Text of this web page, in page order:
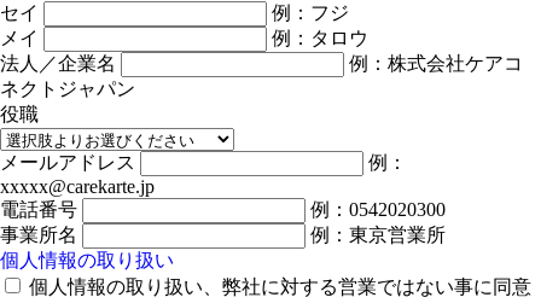
セイ
例：フジ
メイ
例：タロウ
法人／企業名
例：株式会社ケアコ
ネクトジャパン
役職
メールアドレス
例：
xxxxx@carekarte.jp
電話番号
例：0542020300
事業所名
例：東京営業所
個人情報の取り扱い
個人情報の取り扱い、弊社に対する営業ではない事に同意